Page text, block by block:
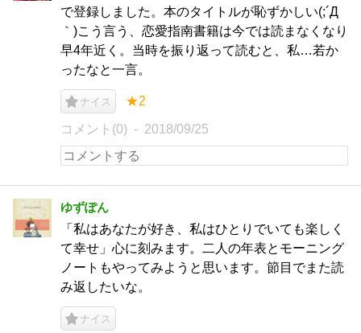
で登録しました。本のタイトルが恥ずかしい(;´Д
｀)こう言う、恋愛指南書籍は今では読まなくなり
早4年近く。当時を振り返って読むと、私…若か
ったなと一言。
ナイス ★2
コメント(0) 2018/09/25
ゆずぽん
「私はあなたが好き、私はひとりでいても楽しく
て幸せ」心に刻みます。二人の年表とモーニング
ノートもやってみようと思います。節目でまた読
み返したいな。
ナイス